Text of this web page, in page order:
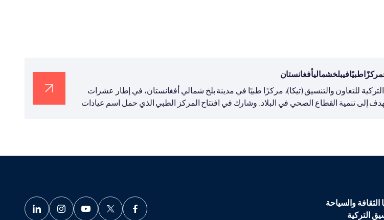
للتعاون والتنسيق (تيكا)، مركزًا طبيًا في مدينة بلخ شمالي أفغانستان، في إطار عشرات
إلى تنمية القطاع الصحي في البلاد. وشارك في افتتاح المركز الطبي الذي حمل اسم عيادات
الثقافة والسياحة
التركية